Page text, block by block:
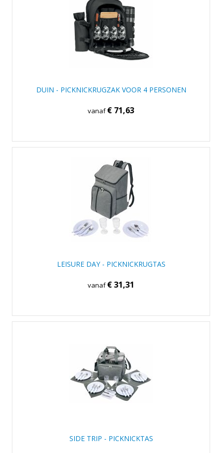
DUIN - PICKNICKRUGZAK VOOR 4 PERSONEN
vanaf€ 71,63
LEISURE DAY - PICKNICKRUGTAS
vanaf€ 31,31
SIDE TRIP - PICKNICKTAS